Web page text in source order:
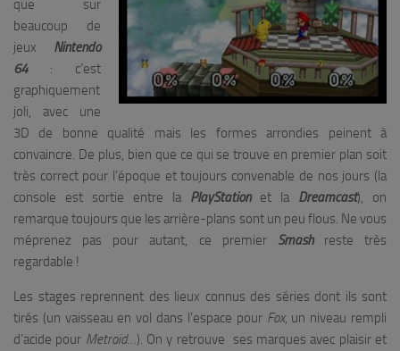
que sur
beaucoup de
jeux Nintendo
64 : c’est
graphiquement
joli, avec une
3D de bonne qualité mais les formes arrondies peinent à
convaincre. De plus, bien que ce qui se trouve en premier plan soit
très correct pour l’époque et toujours convenable de nos jours (la
console est sortie entre la PlayStationet la Dreamcast), on
remarque toujours que les arrière-plans sont un peu flous. Ne vous
méprenez pas pour autant, ce premier Smashreste très
regardable !
Les stages reprennent des lieux connus des séries dont ils sont
tirés (un vaisseau en vol dans l’espace pour Fox, un niveau rempli
d’acide pour Metroid…). On y retrouve ses marques avec plaisir et